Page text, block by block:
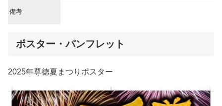
備考
ポスター・パンフレット
2025年尊徳夏まつりポスター